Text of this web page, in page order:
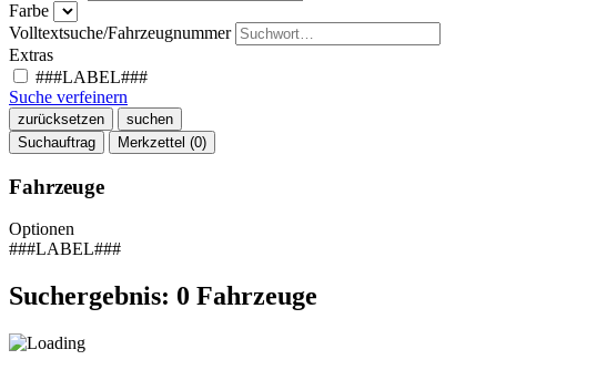
Farbe
Volltextsuche/Fahrzeugnummer
Extras
###LABEL###
Suche verfeinern
zurücksetzen
suchen
Suchauftrag
Merkzettel (0)
Fahrzeuge
Optionen
###LABEL###
Suchergebnis: 0 Fahrzeuge